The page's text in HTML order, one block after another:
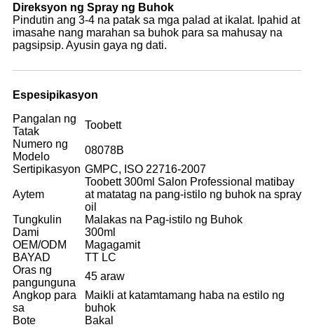
Direksyon ng Spray ng Buhok
Pindutin ang 3-4 na patak sa mga palad at ikalat. Ipahid at
imasahe nang marahan sa buhok para sa mahusay na
pagsipsip. Ayusin gaya ng dati.
Espesipikasyon
Pangalan ng
Tatak
Toobett
Numero ng
Modelo
08078B
Sertipikasyon GMPC, ISO 22716-2007
Aytem
Toobett 300ml Salon Professional matibay
at matatag na pang-istilo ng buhok na spray
oil
Tungkulin
Malakas na Pag-istilo ng Buhok
Dami
300ml
OEM/ODM
Magagamit
BAYAD
TT LC
Oras ng
pangunguna
45 araw
Angkop para
sa
Maikli at katamtamang haba na estilo ng
buhok
Bote
Bakal